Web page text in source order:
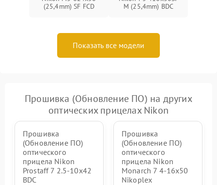
(25,4mm) SF FCD
M (25,4mm) BDC
Показать все модели
Прошивка (Обновление ПО) на других
оптических прицелах Nikon
Прошивка
(Обновление ПО)
оптического
прицела Nikon
Prostaff 7 2.5-10x42
BDC
Прошивка
(Обновление ПО)
оптического
прицела Nikon
Monarch 7 4-16x50
Nikoplex